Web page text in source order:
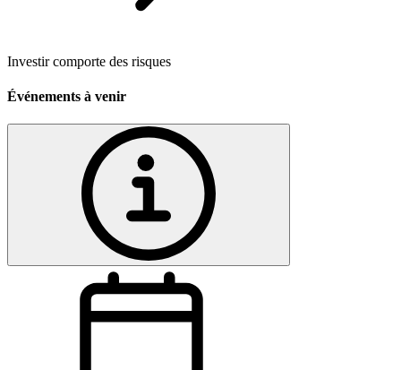
Investir comporte des risques
Événements à venir